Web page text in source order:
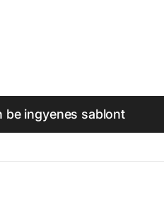
be ingyenes sablont